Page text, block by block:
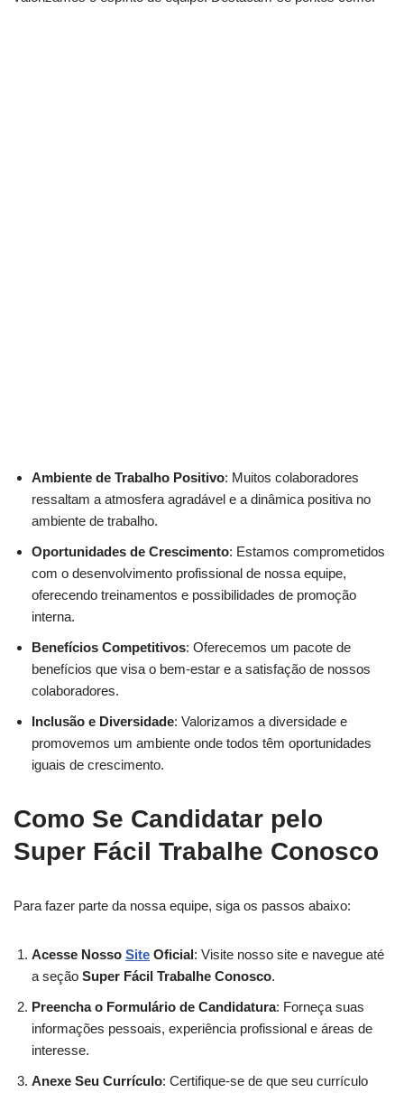
Ambiente de Trabalho Positivo: Muitos colaboradores
ressaltam a atmosfera agradável e a dinâmica positiva no
ambiente de trabalho.
Oportunidades de Crescimento: Estamos comprometidos
com o desenvolvimento profissional de nossa equipe,
oferecendo treinamentos e possibilidades de promoção
interna.
Benefícios Competitivos: Oferecemos um pacote de
benefícios que visa o bem-estar e a satisfação de nossos
colaboradores.
Inclusão e Diversidade: Valorizamos a diversidade e
promovemos um ambiente onde todos têm oportunidades
iguais de crescimento.
Como Se Candidatar pelo
Super Fácil Trabalhe Conosco
Para fazer parte da nossa equipe, siga os passos abaixo:
Acesse Nosso Site Oficial: Visite nosso site e navegue até
a seção Super Fácil Trabalhe Conosco.
Preencha o Formulário de Candidatura: Forneça suas
informações pessoais, experiência profissional e áreas de
interesse.
Anexe Seu Currículo: Certifique-se de que seu currículo